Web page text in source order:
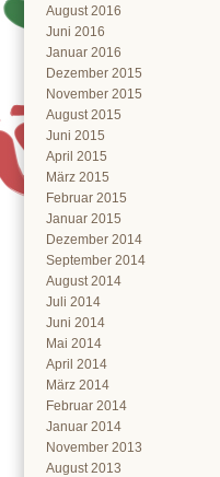
August 2016
Juni 2016
Januar 2016
Dezember 2015
November 2015
August 2015
Juni 2015
April 2015
März 2015
Februar 2015
Januar 2015
Dezember 2014
September 2014
August 2014
Juli 2014
Juni 2014
Mai 2014
April 2014
März 2014
Februar 2014
Januar 2014
November 2013
August 2013